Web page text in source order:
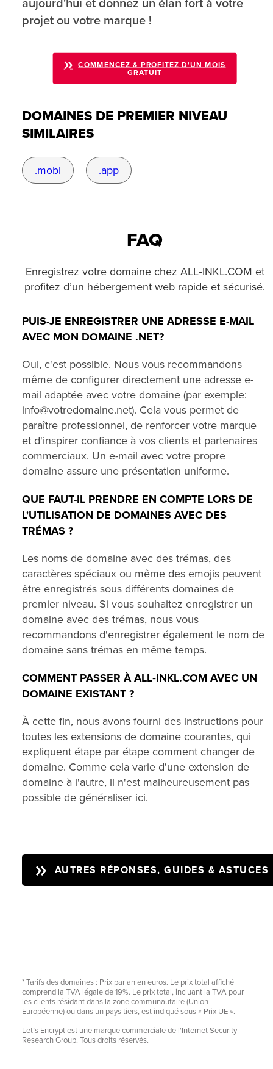
aujourd'hui et donnez un élan fort à votre
projet ou votre marque !
COMMENCEZ & PROFITEZ D'UN MOIS
GRATUIT
DOMAINES DE PREMIER NIVEAU
SIMILAIRES
.mobi .app
FAQ
Enregistrez votre domaine chez ALL‑INKL.COM et
profitez d’un hébergement web rapide et sécurisé.
PUIS-JE ENREGISTRER UNE ADRESSE E-MAIL
AVEC MON DOMAINE .NET?
Oui, c'est possible. Nous vous recommandons
même de configurer directement une adresse e-
mail adaptée avec votre domaine (par exemple:
info@votredomaine.net). Cela vous permet de
paraître professionnel, de renforcer votre marque
et d'inspirer confiance à vos clients et partenaires
commerciaux. Un e-mail avec votre propre
domaine assure une présentation uniforme.
QUE FAUT-IL PRENDRE EN COMPTE LORS DE
L'UTILISATION DE DOMAINES AVEC DES
TRÉMAS ?
Les noms de domaine avec des trémas, des
caractères spéciaux ou même des emojis peuvent
être enregistrés sous différents domaines de
premier niveau. Si vous souhaitez enregistrer un
domaine avec des trémas, nous vous
recommandons d'enregistrer également le nom de
domaine sans trémas en même temps.
COMMENT PASSER À ALL‑INKL.COM AVEC UN
DOMAINE EXISTANT ?
À cette fin, nous avons fourni des instructions pour
toutes les extensions de domaine courantes, qui
expliquent étape par étape comment changer de
domaine. Comme cela varie d'une extension de
domaine à l'autre, il n'est malheureusement pas
possible de généraliser ici.
AUTRES RÉPONSES, GUIDES & ASTUCES
* Tarifs des domaines : Prix par an en euros. Le prix total affiché
comprend la TVA légale de 19%. Le prix total, incluant la TVA pour
les clients résidant dans la zone communautaire (Union
Européenne) ou dans un pays tiers, est indiqué sous « Prix UE ».
Let’s Encrypt est une marque commerciale de l'Internet Security
Research Group. Tous droits réservés.